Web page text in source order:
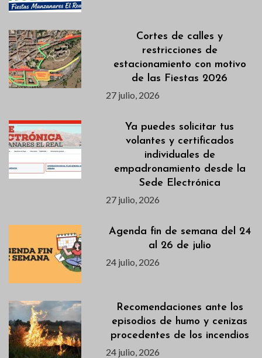
Cortes de calles y
restricciones de
estacionamiento con motivo
de las Fiestas 2026
27 julio, 2026
Ya puedes solicitar tus
volantes y certificados
individuales de
empadronamiento desde la
Sede Electrónica
27 julio, 2026
Agenda fin de semana del 24
al 26 de julio
24 julio, 2026
Recomendaciones ante los
episodios de humo y cenizas
procedentes de los incendios
24 julio, 2026